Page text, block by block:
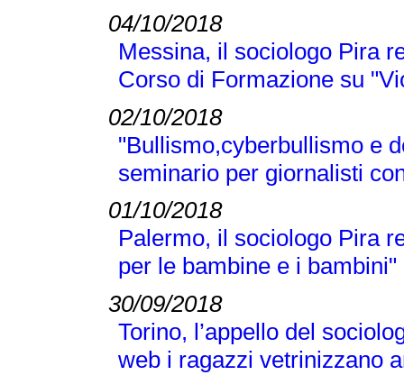
04/10/2018
Messina, il sociologo Pira
Corso di Formazione su
02/10/2018
"Bullismo,cyberbullismo e
seminario per giornalisti
01/10/2018
Palermo, il sociologo Pira
per le bambine e i bambini"
30/09/2018
Torino, l’appello del
web i ragazzi vetrinizzano